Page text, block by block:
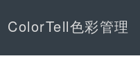
ColorTell色彩管理